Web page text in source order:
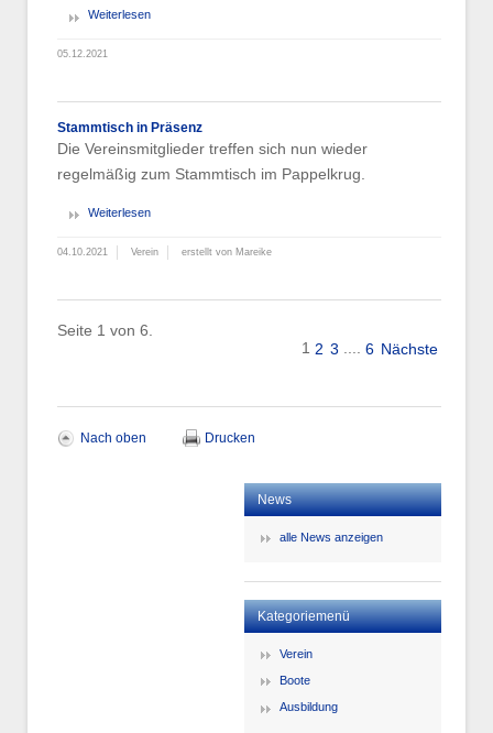
Weiterlesen
05.12.2021
Stammtisch in Präsenz
Die Vereinsmitglieder treffen sich nun wieder
regelmäßig zum Stammtisch im Pappelkrug.
Weiterlesen
04.10.2021 Verein erstellt von Mareike
Seite 1 von 6.
1 2 3 .... 6 Nächste
Nach oben Drucken
News
alle News anzeigen
Kategoriemenü
Verein
Boote
Ausbildung